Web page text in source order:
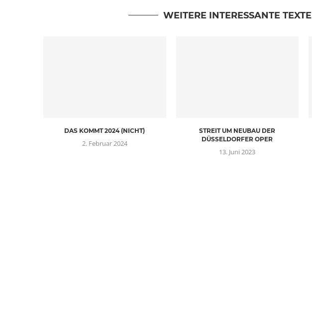
WEITERE INTERESSANTE TEXTE
DAS KOMMT 2024 (NICHT)
2. Februar 2024
STREIT UM NEUBAU DER
DÜSSELDORFER OPER
13. Juni 2023